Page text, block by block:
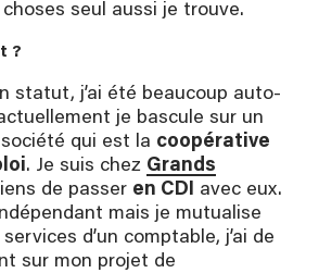
seul aussi je trouve.
?
statut, j’ai été beaucoup auto-
je bascule sur un
qui est la coopérative
. Je suis chez Grands
de passer en CDI avec eux.
mais je mutualise
d’un comptable, j’ai de
sur mon projet de